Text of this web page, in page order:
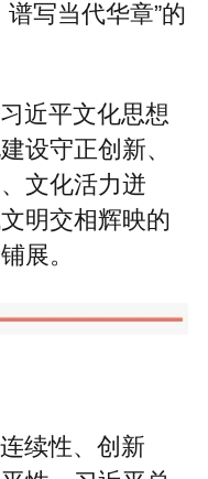
写当代华章”的
近平文化思想
设守正创新、
文化活力迸
明交相辉映的
展。
续性、创新